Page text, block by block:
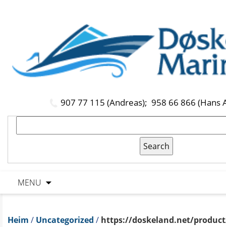
907 77 115 (Andreas); 958 66 866 (Hans
MENU
Heim / Uncategorized / https://doskeland.net/